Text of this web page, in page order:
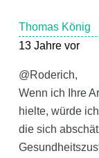
Thomas König
13 Jahre vor
@Roderich,
Wenn ich Ihre
hielte, würde
die sich